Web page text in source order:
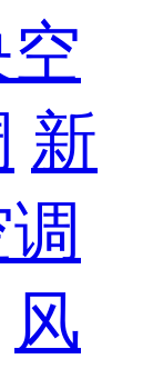
新
风